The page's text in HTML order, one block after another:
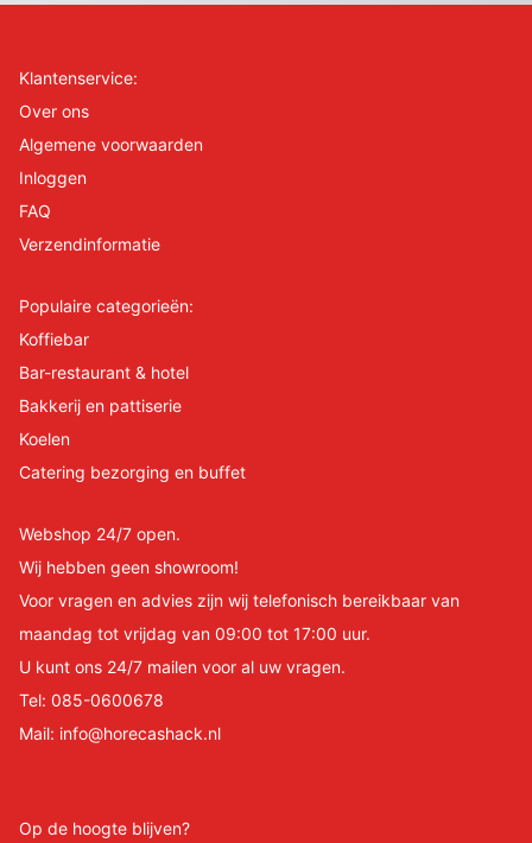
Klantenservice:
Over ons
Algemene voorwaarden
Inloggen
FAQ
Verzendinformatie
Populaire categorieën:
Koffiebar
Bar-restaurant & hotel
Bakkerij en pattiserie
Koelen
Catering bezorging en buffet
Webshop 24/7 open.
Wij hebben geen showroom!
Voor vragen en advies zijn wij telefonisch bereikbaar van
maandag tot vrijdag van 09:00 tot 17:00 uur.
U kunt ons 24/7 mailen voor al uw vragen.
Tel: 085-0600678
Mail: info@horecashack.nl
Op de hoogte blijven?